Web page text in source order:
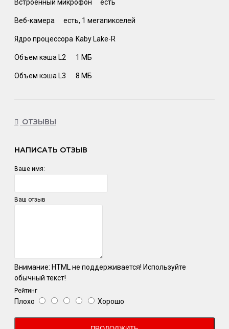
Встроенный микрофон есть
Веб-камера есть, 1 мегапикселей
Ядро процессора Kaby Lake-R
Объем кэша L2 1 МБ
Объем кэша L3 8 МБ
ОТЗЫВЫ
НАПИСАТЬ ОТЗЫВ
Ваше имя:
Ваш отзыв
Внимание: HTML не поддерживается! Используйте
обычный текст!
Рейтинг
Плохо Хорошо